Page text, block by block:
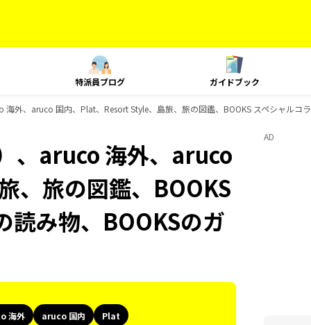
特派員ブログ ガイドブック
外、aruco 国内、Plat、Resort Style、島旅、旅の図鑑、BOOKS スペシャルコ
、aruco 海外、aruco
、旅の図鑑、BOOKS
読み物、BOOKSのガ
海外 aruco 国内
Plat
AD